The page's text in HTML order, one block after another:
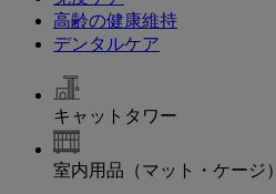
高齢の健康維持
デンタルケア
キャットタワー
室内用品（マット・ケージ）